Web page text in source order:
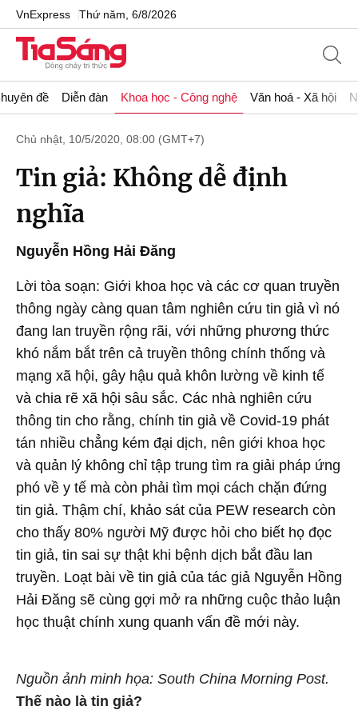
VnExpress Thứ năm, 6/8/2026
đề Diễn đàn Khoa học - Công nghệ Văn hoá - Xã hội
Chủ nhật, 10/5/2020, 08:00 (GMT+7)
Tin giả: Không dễ định
nghĩa
Nguyễn Hồng Hải Đăng
Lời tòa soạn: Giới khoa học và các cơ quan truyền
thông ngày càng quan tâm nghiên cứu tin giả vì nó
đang lan truyền rộng rãi, với những phương thức
khó nắm bắt trên cả truyền thông chính thống và
mạng xã hội, gây hậu quả khôn lường về kinh tế
và chia rẽ xã hội sâu sắc. Các nhà nghiên cứu
thông tin cho rằng, chính tin giả về Covid-19 phát
tán nhiều chẳng kém đại dịch, nên giới khoa học
và quản lý không chỉ tập trung tìm ra giải pháp ứng
phó về y tế mà còn phải tìm mọi cách chặn đứng
tin giả. Thậm chí, khảo sát của PEW research còn
cho thấy 80% người Mỹ được hỏi cho biết họ đọc
tin giả, tin sai sự thật khi bệnh dịch bắt đầu lan
truyền. Loạt bài về tin giả của tác giả Nguyễn Hồng
Hải Đăng sẽ cùng gợi mở ra những cuộc thảo luận
học thuật chính xung quanh vấn đề mới này.
Nguồn ảnh minh họa: South China Morning Post.
Thế nào là tin giả?